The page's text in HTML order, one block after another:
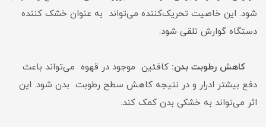
شود. این خاصیت تحریک‌کننده می‌تواند به عنوان خشک کننده
دستگاه گوارش تلقی شود.
کاهش رطوبت بدن: کافئین موجود در قهوه می‌تواند باعث
دفع بیشتر ادرار و در نتیجه کاهش سطح رطوبت بدن شود. این
اثر می‌تواند به خشکی بدن کمک کند.